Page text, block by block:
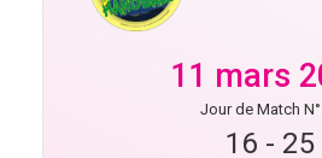
11 mars
Jour de Match
16 - 25